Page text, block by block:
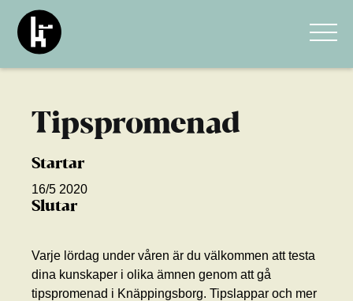
Tipspromenad
Startar
16/5 2020
Slutar
Varje lördag under våren är du välkommen att testa
dina kunskaper i olika ämnen genom att gå
tipspromenad i Knäppingsborg. Tipslappar och mer